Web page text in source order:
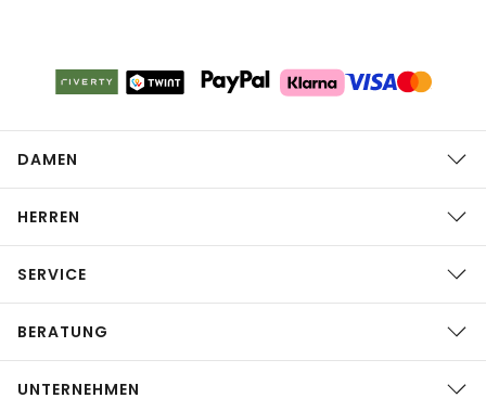
DAMEN
HERREN
SERVICE
BERATUNG
UNTERNEHMEN